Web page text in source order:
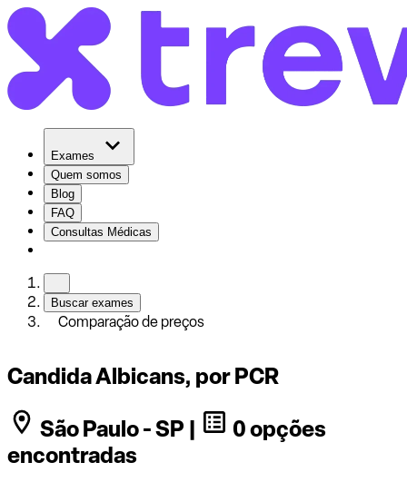
Exames
Quem somos
Blog
FAQ
Consultas Médicas
Buscar exames
Comparação de preços
Candida Albicans, por PCR
São Paulo - SP |
0 opções
encontradas